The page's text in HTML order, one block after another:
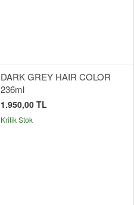
DARK GREY HAIR COLOR
236ml
1.950,00 TL
Kritik Stok